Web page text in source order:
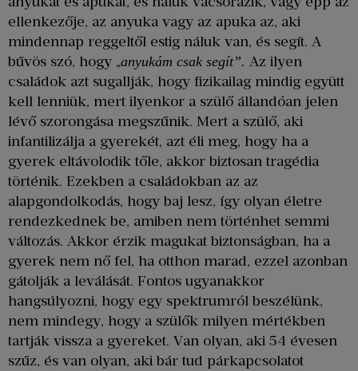
ellenkezője, az anyuka vagy az apuka az, aki
mindennap reggeltől estig náluk van, és segít. A
bűvös szó, hogy „anyukám csak segít”. Az ilyen
családok azt sugallják, hogy fizikailag mindig együtt
kell lenniük, mert ilyenkor a szülő állandóan jelen
lévő szorongása megszűnik. Mert a szülő, aki
infantilizálja a gyerekét, azt éli meg, hogy ha a
gyerek eltávolodik tőle, akkor biztosan tragédia
történik. Ezekben a családokban az az
alapgondolkodás, hogy baj lesz, így olyan életre
rendezkednek be, amiben nem történhet semmi
változás. Akkor érzik magukat biztonságban, ha a
gyerek nem nő fel, ha otthon marad, ezzel azonban
gátolják a leválását. Fontos ugyanakkor
hangsúlyozni, hogy egy spektrumról beszélünk,
nem mindegy, hogy a szülők milyen mértékben
tartják vissza a gyereket. Van olyan, aki 54 évesen
szűz, és van olyan, aki bár tud párkapcsolatot